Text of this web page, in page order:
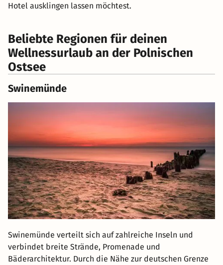
Hotel ausklingen lassen möchtest.
Beliebte Regionen für deinen
Wellnessurlaub an der Polnischen
Ostsee
Swinemünde
Swinemünde verteilt sich auf zahlreiche Inseln und
verbindet breite Strände, Promenade und
Bäderarchitektur. Durch die Nähe zur deutschen Grenze